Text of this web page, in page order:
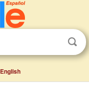
English